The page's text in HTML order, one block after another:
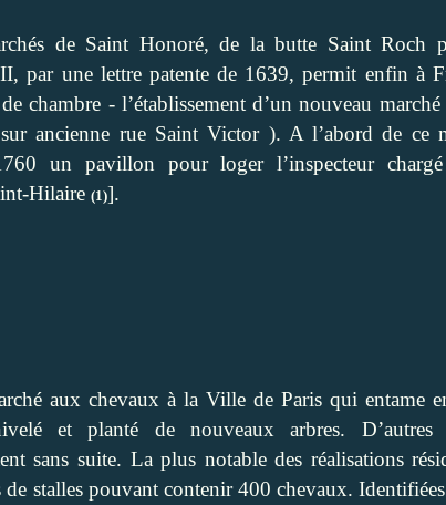
de Saint Honoré, de la butte Saint Roch
par une lettre patente de 1639, permit enfin à
chambre - l’établissement d’un nouveau
ancienne rue Saint Victor ). A l’abord de ce
un pavillon pour loger l’inspecteur
Hilaire (1)].
aux chevaux à la Ville de Paris qui entame
et planté de nouveaux arbres. D’autres
sans suite. La plus notable des réalisations
de stalles pouvant contenir 400 chevaux.